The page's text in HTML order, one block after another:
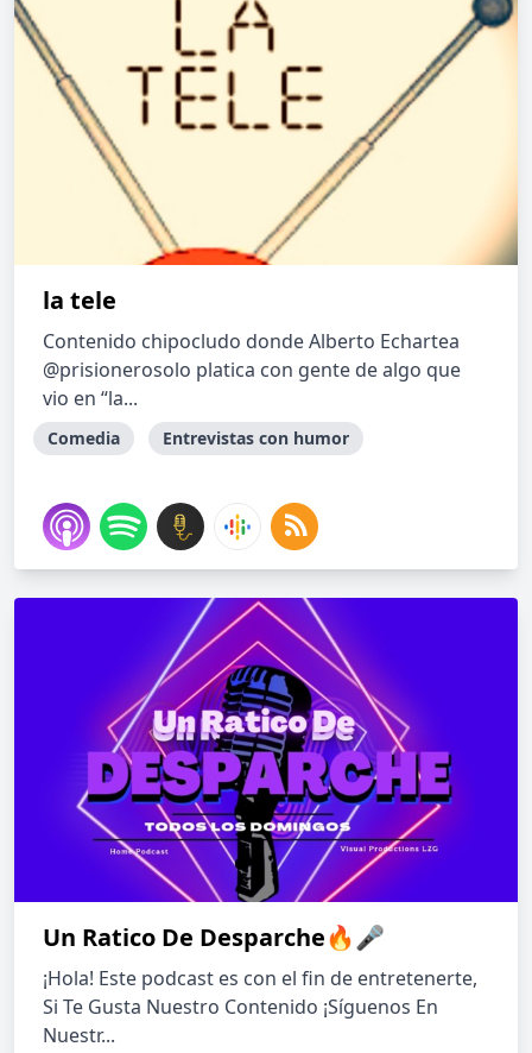
la tele
Contenido chipocludo donde Alberto Echartea
@prisionerosolo platica con gente de algo que
vio en “la...
Comedia Entrevistas con humor
Un Ratico De Desparche🔥🎤
¡Hola! Este podcast es con el fin de entretenerte,
Si Te Gusta Nuestro Contenido ¡Síguenos En
Nuestr...